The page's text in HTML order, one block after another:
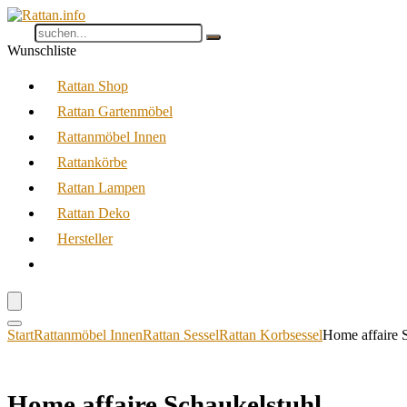
Wunschliste
Rattan Shop
Rattan Gartenmöbel
Rattanmöbel Innen
Rattankörbe
Rattan Lampen
Rattan Deko
Hersteller
StartRattanmöbel InnenRattan SesselRattan KorbsesselHome affaire